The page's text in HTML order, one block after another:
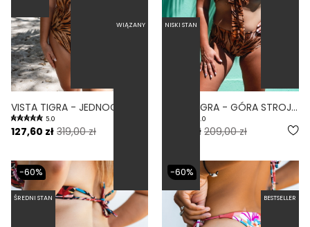
5.0
127,60 zł 319,00 zł
WRAP TIGRA - GÓRA STROJU KĄPIELOWEGO NA DUŻY BIUST REGULOWANY OBWÓD PRINT
5.0
83,60 zł 209,00 zł
WIĄZANY
ŚREDNI STAN
-60%
NISKI STAN
BESTSELLER
-60%